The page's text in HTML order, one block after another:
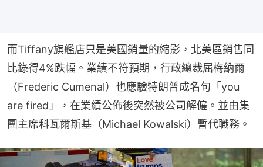
而Tiffany旗艦店只是美國銷量的縮影，北美區銷售同
比錄得4%跌幅。業績不符預期，行政總裁屈梅納爾
（Frederic Cumenal）也應驗特朗普成名句「you
are fired」，在業績公佈後突然被公司解僱。並由集
團主席科瓦爾斯基（Michael Kowalski）暫代職務。